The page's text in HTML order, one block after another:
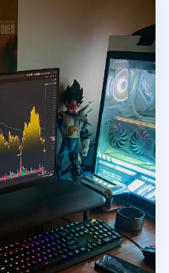
态系统。